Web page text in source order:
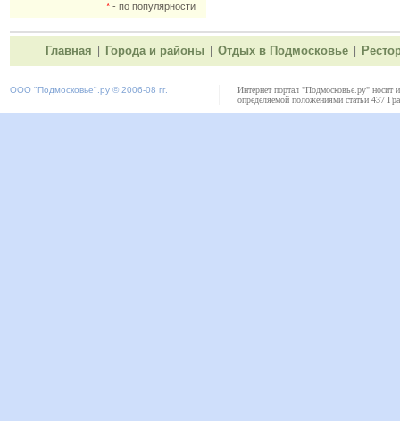
*- по популярности
Главная Города и районы Отдых в Подмосковье
ООО "Подмосковье" .ру © 2006-08 гг.
Интернет портал "Подмосковье.ру" носит
определяемой положениями статьи 437